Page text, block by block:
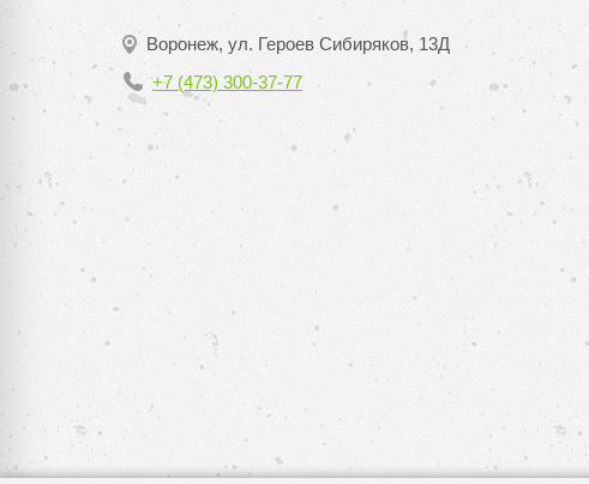
Воронеж, ул. Героев Сибиряков, 13Д
+7 (473) 300-37-77